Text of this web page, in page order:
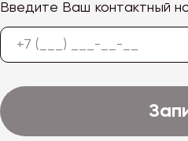
Введите Ваш контактный